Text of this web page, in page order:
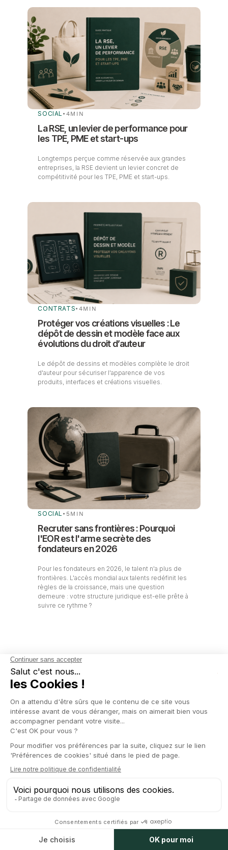
SOCIAL • 4MIN
La RSE, un levier de performance pour
les TPE, PME et start-ups
Longtemps perçue comme réservée aux grandes
entreprises, la RSE devient un levier concret de
compétitivité pour les TPE, PME et start-ups.
CONTRATS• 4MIN
Protéger vos créations visuelles : Le
dépôt de dessin et modèle face aux
évolutions du droit d’auteur
Le dépôt de dessins et modèles complète le droit
d'auteur pour sécuriser l'apparence de vos
produits, interfaces et créations visuelles.
SOCIAL • 5MIN
Recruter sans frontières : Pourquoi
l'EOR est l'arme secrète des
fondateurs en 2026
Pour les fondateurs en 2026, le talent n'a plus de
frontières. L'accès mondial aux talents redéfinit les
règles de la croissance, mais une question
demeure : votre structure juridique est-elle prête à
suivre ce rythme ?
NOS EVENEMENTS
Allez plus loinen liveavec
nos avocats